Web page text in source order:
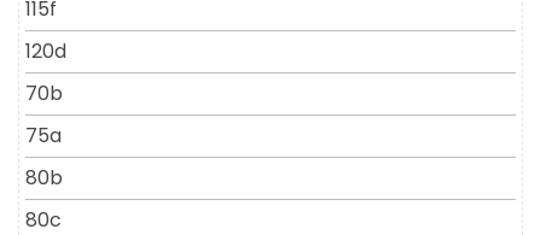
115f
120d
70b
75a
80b
80c